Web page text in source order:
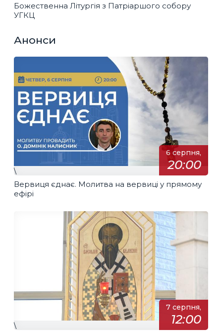
Божественна Літургія з Патріаршого собору
УГКЦ
Анонси
6 серпня,
20:00
\
Вервиця єднає. Молитва на вервиці у прямому
ефірі
7 серпня,
12:00
\